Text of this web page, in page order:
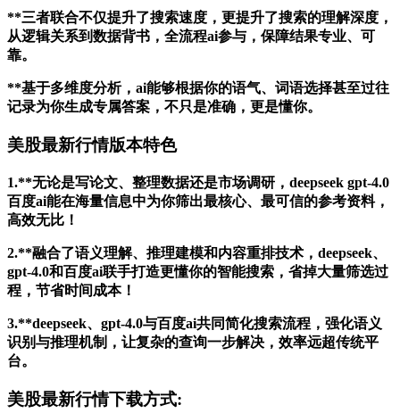
**三者联合不仅提升了搜索速度，更提升了搜索的理解深度，
从逻辑关系到数据背书，全流程ai参与，保障结果专业、可
靠。
**基于多维度分析，ai能够根据你的语气、词语选择甚至过往
记录为你生成专属答案，不只是准确，更是懂你。
美股最新行情版本特色
1.**无论是写论文、整理数据还是市场调研，deepseek gpt-4.0
百度ai能在海量信息中为你筛出最核心、最可信的参考资料，
高效无比！
2.**融合了语义理解、推理建模和内容重排技术，deepseek、
gpt-4.0和百度ai联手打造更懂你的智能搜索，省掉大量筛选过
程，节省时间成本！
3.**deepseek、gpt-4.0与百度ai共同简化搜索流程，强化语义
识别与推理机制，让复杂的查询一步解决，效率远超传统平
台。
美股最新行情下载方式: